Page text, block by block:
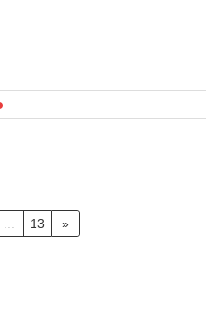
... 13 »